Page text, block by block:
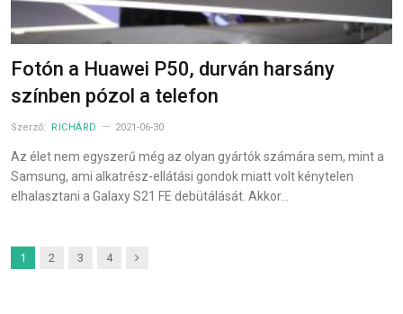
Fotón a Huawei P50, durván harsány
színben pózol a telefon
Szerző: RICHÁRD 2021-06-30
Az élet nem egyszerű még az olyan gyártók számára sem, mint a
Samsung, ami alkatrész-ellátási gondok miatt volt kénytelen
elhalasztani a Galaxy S21 FE debütálását. Akkor…
1 2 3 4 Next